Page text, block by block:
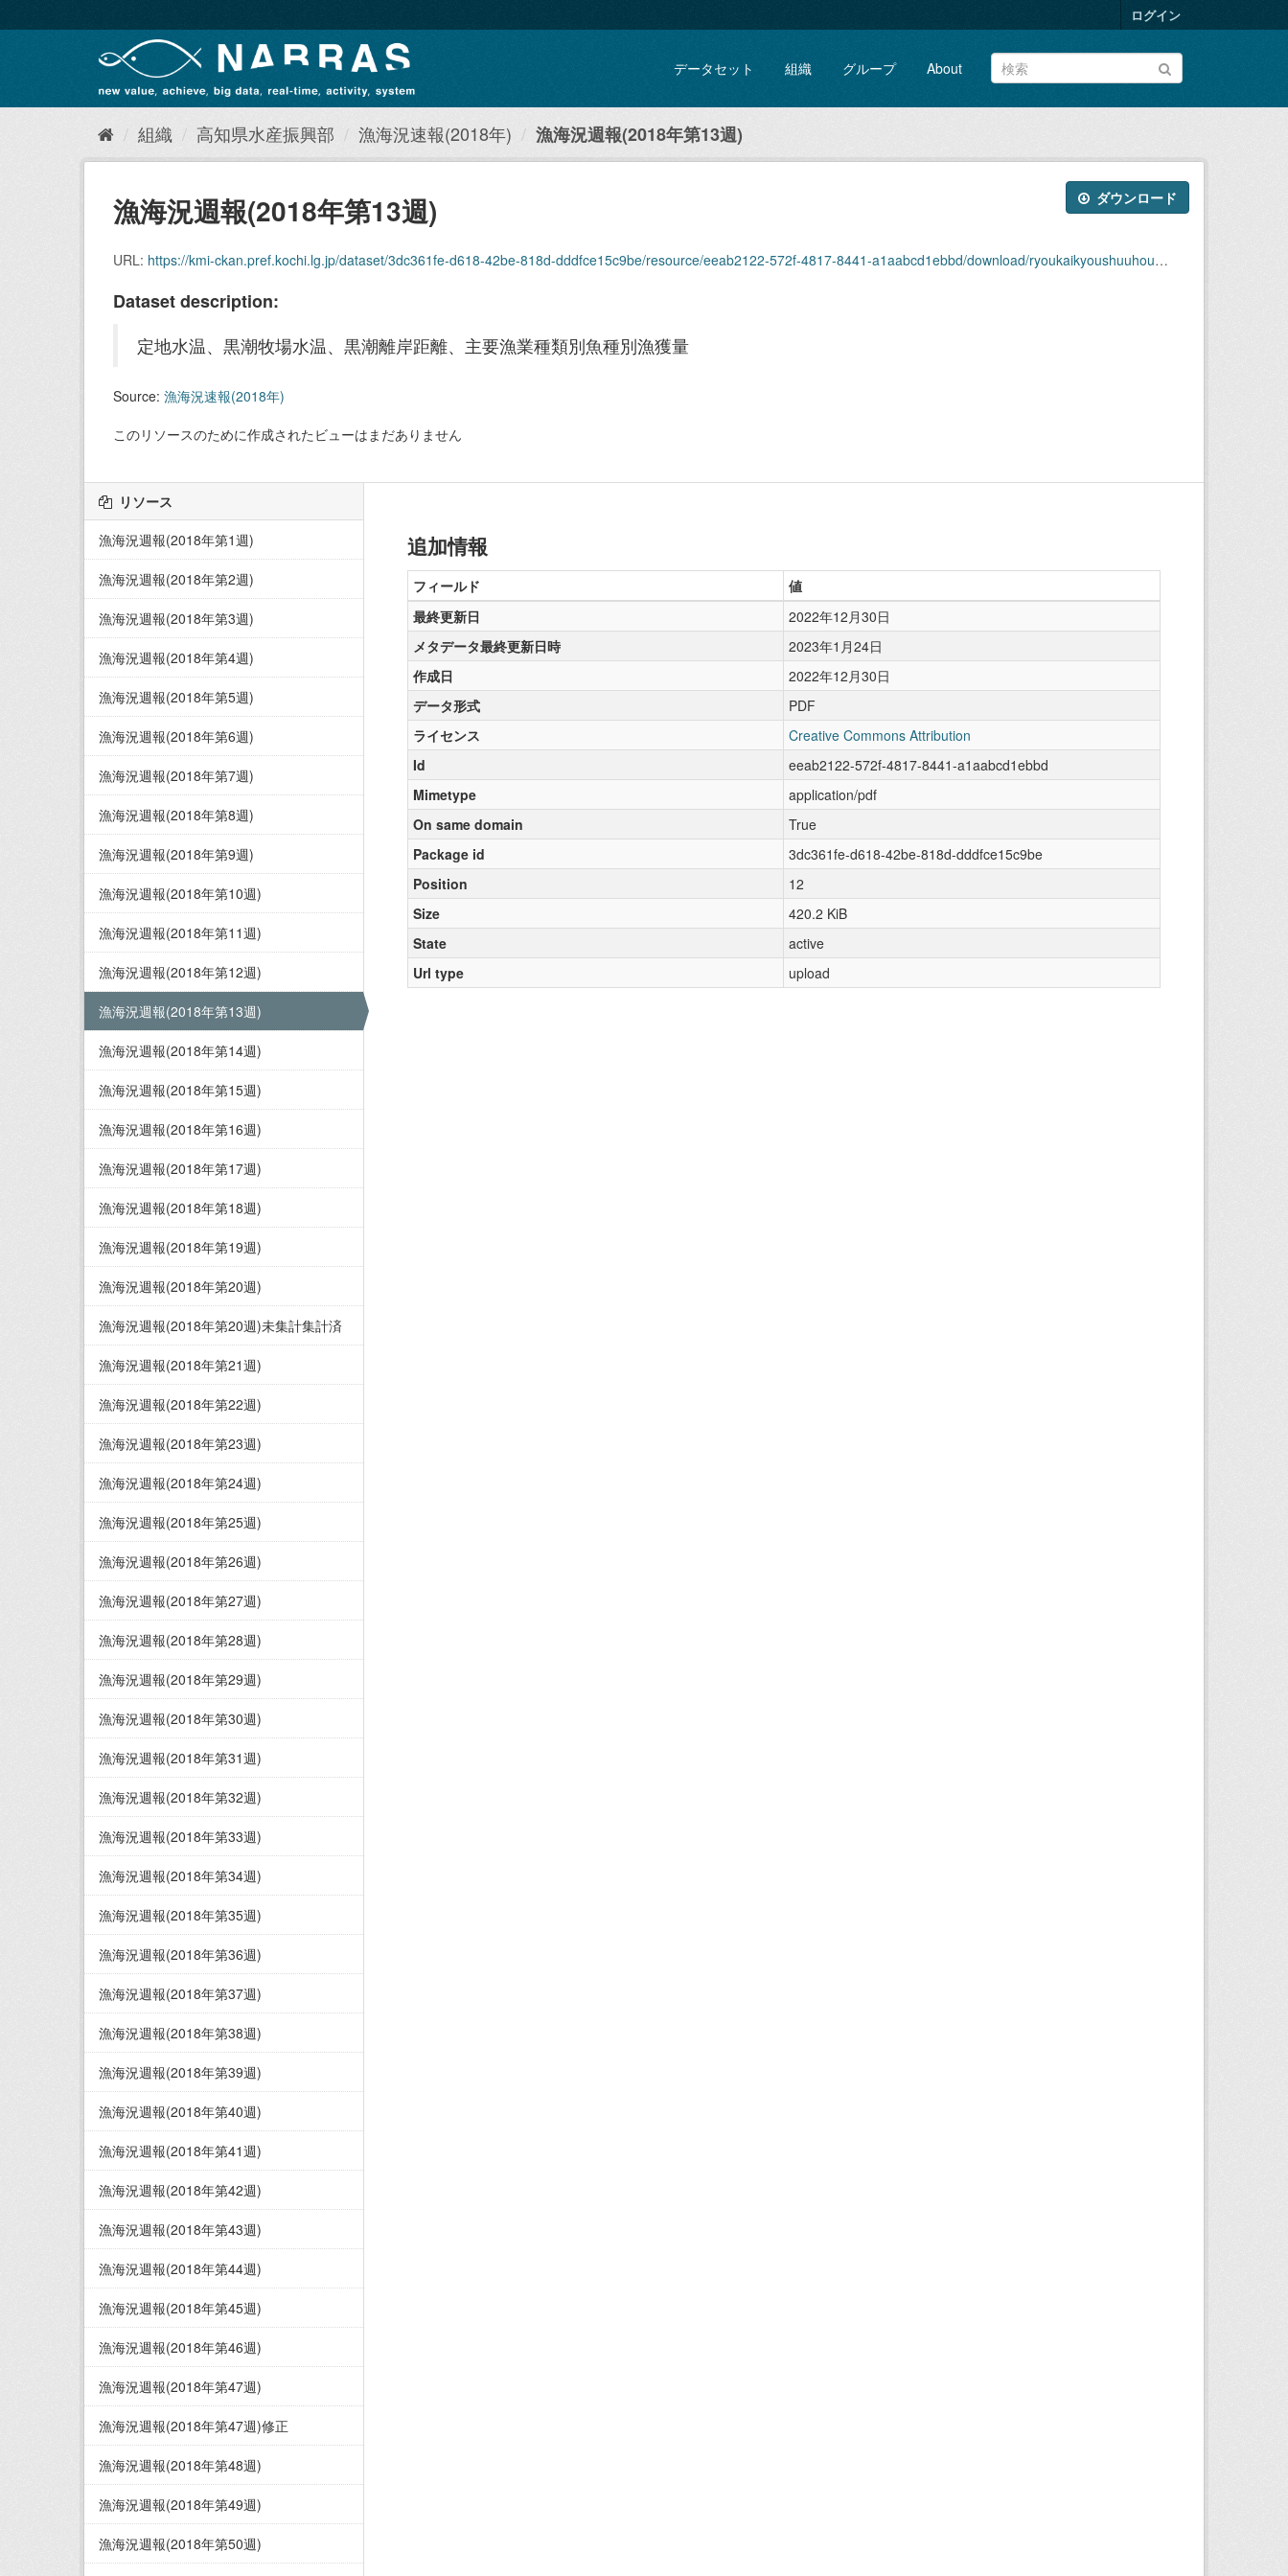
キ
て
ログイン
データセット 組織 グループ About
組織 高知県水産振興部 漁海況速報(2018年) 漁海況週報(2018年第13週)
ダウンロード
漁海況週報(2018年第13週)
URL: https://kmi-ckan.pref.kochi.lg.jp/dataset/3dc361fe-d618-42be-818d-dddfce15c9be/resource/eeab2122-572f-4817-8441-a1aabcd1ebbd/download/ryoukaikyoushuuhou2018nendai13shuu.pdf
Dataset description:
定地水温、黒潮牧場水温、黒潮離岸距離、主要漁業種類別魚種別漁獲量
Source: 漁海況速報(2018年)
このリソースのために作成されたビューはまだありません
リソース
漁海況週報(2018年第1週)
漁海況週報(2018年第2週)
漁海況週報(2018年第3週)
漁海況週報(2018年第4週)
漁海況週報(2018年第5週)
漁海況週報(2018年第6週)
漁海況週報(2018年第7週)
漁海況週報(2018年第8週)
漁海況週報(2018年第9週)
漁海況週報(2018年第10週)
漁海況週報(2018年第11週)
漁海況週報(2018年第12週)
漁海況週報(2018年第13週)
漁海況週報(2018年第14週)
漁海況週報(2018年第15週)
漁海況週報(2018年第16週)
漁海況週報(2018年第17週)
漁海況週報(2018年第18週)
漁海況週報(2018年第19週)
漁海況週報(2018年第20週)
漁海況週報(2018年第20週)未集計集計済
漁海況週報(2018年第21週)
漁海況週報(2018年第22週)
漁海況週報(2018年第23週)
漁海況週報(2018年第24週)
漁海況週報(2018年第25週)
漁海況週報(2018年第26週)
漁海況週報(2018年第27週)
漁海況週報(2018年第28週)
漁海況週報(2018年第29週)
漁海況週報(2018年第30週)
漁海況週報(2018年第31週)
漁海況週報(2018年第32週)
漁海況週報(2018年第33週)
漁海況週報(2018年第34週)
漁海況週報(2018年第35週)
漁海況週報(2018年第36週)
漁海況週報(2018年第37週)
漁海況週報(2018年第38週)
漁海況週報(2018年第39週)
漁海況週報(2018年第40週)
漁海況週報(2018年第41週)
漁海況週報(2018年第42週)
漁海況週報(2018年第43週)
漁海況週報(2018年第44週)
漁海況週報(2018年第45週)
漁海況週報(2018年第46週)
漁海況週報(2018年第47週)
漁海況週報(2018年第47週)修正
漁海況週報(2018年第48週)
漁海況週報(2018年第49週)
漁海況週報(2018年第50週)
追加情報
フィールド
値
最終更新日
2022年12月30日
メタデータ最終更新日時
2023年1月24日
作成日
2022年12月30日
データ形式
PDF
ライセンス
Creative Commons Attribution
Id
eeab2122-572f-4817-8441-a1aabcd1ebbd
Mimetype
application/pdf
On same domain
True
Package id
3dc361fe-d618-42be-818d-dddfce15c9be
Position
12
Size
420.2 KiB
State
active
Url type
upload